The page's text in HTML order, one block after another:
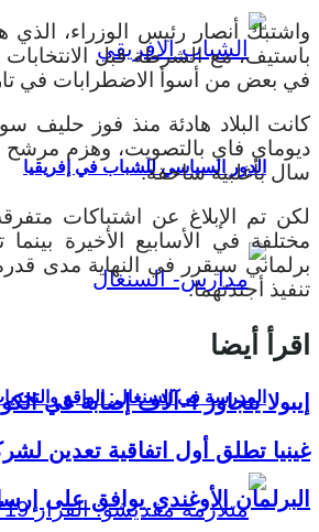
الدور السياسي للشباب في إفريقيا
المدرسة في السنغال: الواقع
واشتبك أنصار رئيس الوزراء،
باستيف، مع الشرطة قبل
في بعض من أسوأ الاضطرابات في
كانت البلاد هادئة منذ فوز حليف
ديوماي فاي بالتصويت، وهزم مرشح
سال بأغلبية ساحقة.
لكن تم الإبلاغ عن اشتباكات
مختلفة في الأسابيع الأخيرة بينما
برلماني سيقرر في النهاية مدى
تنفيذ أجندتهما.
اقرأ أيضا
إيبولا يتجاوز 4 آلاف إصابة في الكونغو الديمقراطية
غينيا تطلق أول اتفاقية تعدين
البرلمان الأوغندي يوافق على